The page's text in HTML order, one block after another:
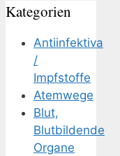
Kategorien
Antiinfektiva
/
Impfstoffe
Atemwege
Blut,
Blutbildende
Organe